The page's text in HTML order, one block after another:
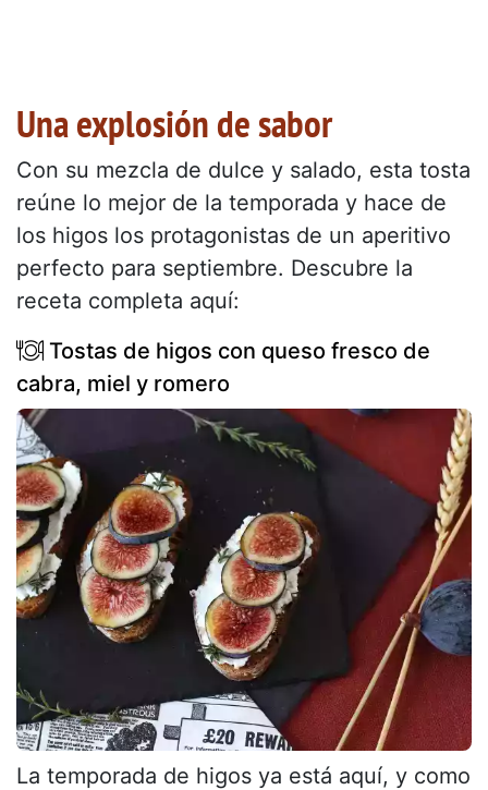
Una explosión de sabor
Con su mezcla de dulce y salado, esta tosta
reúne lo mejor de la temporada y hace de
los higos los protagonistas de un aperitivo
perfecto para septiembre. Descubre la
receta completa aquí:
Tostas de higos con queso fresco de
cabra, miel y romero
La temporada de higos ya está aquí, y como